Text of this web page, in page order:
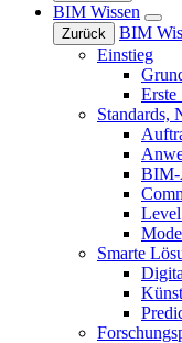
BIM Wissen
Zurück
BIM
Einstieg
Standards,
BIM-
Smarte